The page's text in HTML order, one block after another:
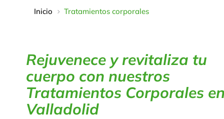
Inicio 5 Tratamientos corporales
Rejuvenece y revitaliza tu
cuerpo con nuestros
Tratamientos Corporales
Valladolid